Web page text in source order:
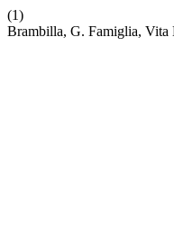
(1)
Brambilla, G. Famiglia, Vita